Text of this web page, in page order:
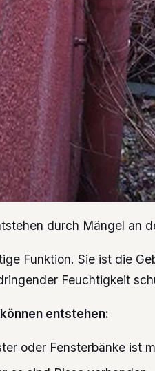
durch Mängel an
Funktion. Sie ist die
Feuchtigkeit
entstehen:
oder Fensterbänke ist